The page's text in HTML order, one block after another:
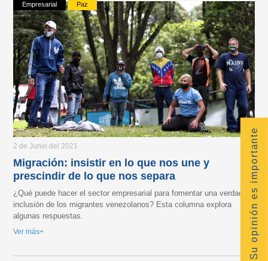
Empresarial Paz
2 de Junio del 2021
Migración: insistir en lo que nos une y
prescindir de lo que nos separa
¿Qué puede hacer el sector empresarial para fomentar una verdadera
inclusión de los migrantes venezolanos? Esta columna explora
algunas respuestas.
Ver más Su opinión es importante